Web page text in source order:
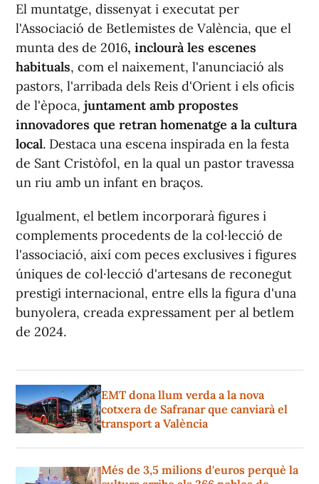
El muntatge, dissenyat i executat per
l'Associació de Betlemistes de València, que el
munta des de 2016, inclourà les escenes
habituals, com el naixement, l'anunciació als
pastors, l'arribada dels Reis d'Orient i els oficis
de l'època, juntament amb propostes
innovadores que retran homenatge a la cultura
local. Destaca una escena inspirada en la festa
de Sant Cristòfol, en la qual un pastor travessa
un riu amb un infant en braços.
Igualment, el betlem incorporarà figures i
complements procedents de la col·lecció de
l'associació, així com peces exclusives i figures
úniques de col·lecció d'artesans de reconegut
prestigi internacional, entre ells la figura d'una
bunyolera, creada expressament per al betlem
de 2024.
EMT dona llum verda a la nova
cotxera de Safranar que canviarà el
transport a València
Més de 3,5 milions d'euros perquè la